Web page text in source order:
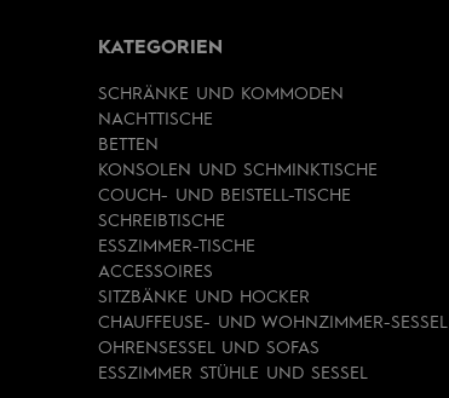
KATEGORIEN
SCHRÄNKE UND KOMMODEN
NACHTTISCHE
BETTEN
KONSOLEN UND SCHMINKTISCHE
COUCH- UND BEISTELL-TISCHE
SCHREIBTISCHE
ESSZIMMER-TISCHE
ACCESSOIRES
SITZBÄNKE UND HOCKER
CHAUFFEUSE- UND WOHNZIMMER-SESSEL
OHRENSESSEL UND SOFAS
ESSZIMMER STÜHLE UND SESSEL